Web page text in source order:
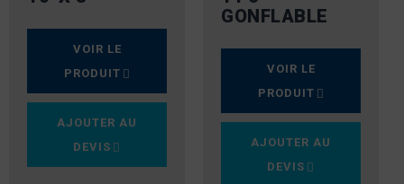
VOIR LE
PRODUIT
AJOUTER AU
DEVIS
GONFLABLE
VOIR LE
PRODUIT
AJOUTER AU
DEVIS